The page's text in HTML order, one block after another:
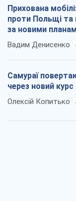
Прихована
проти Польщі та
за новими
Вадим Денисенко
Самураї
через новий курс
Олексій Копитько